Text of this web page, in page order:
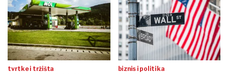
tvrtke i tržišta biznis i politika